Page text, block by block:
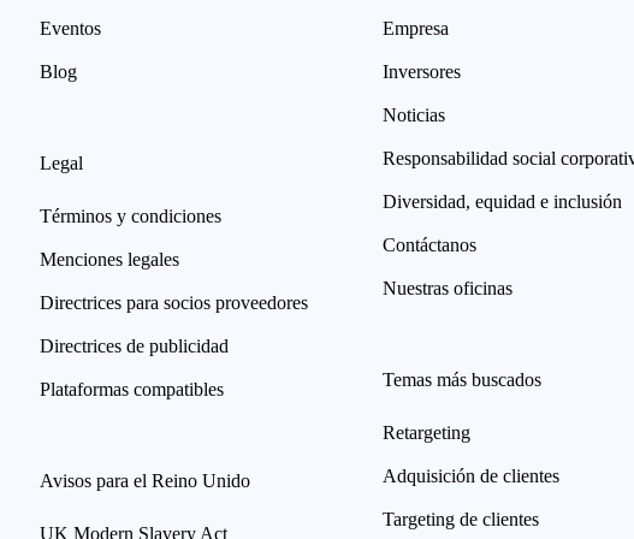
Eventos
Blog
Legal
Términos y condiciones
Menciones legales
Directrices para socios proveedores
Directrices de publicidad
Plataformas compatibles
Avisos para el Reino Unido
UK Modern Slavery Act
Empresa
Inversores
Noticias
Responsabilidad social
Diversidad, equidad e inclusión
Contáctanos
Nuestras oficinas
Temas más buscados
Retargeting
Adquisición de clientes
Targeting de clientes